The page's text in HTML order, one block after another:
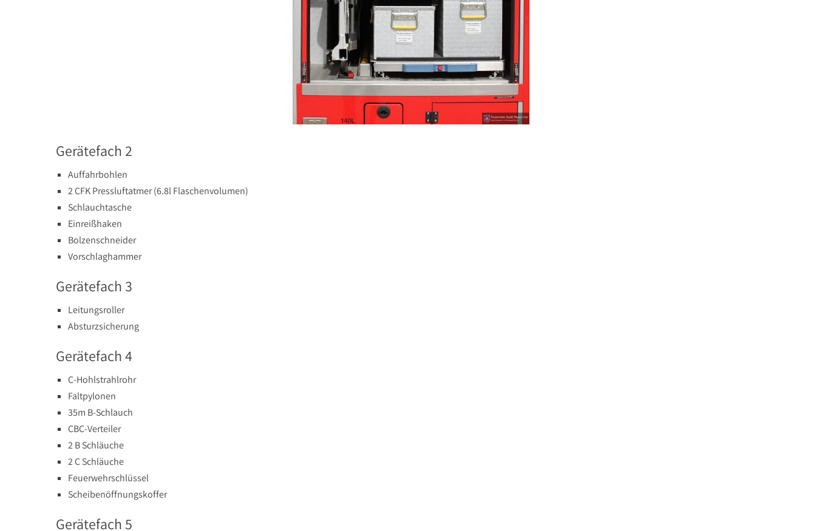
Gerätefach 2
Auffahrbohlen
2 CFK Pressluftatmer (6.8l Flaschenvolumen)
Schlauchtasche
Einreißhaken
Bolzenschneider
Vorschlaghammer
Gerätefach 3
Leitungsroller
Absturzsicherung
Gerätefach 4
C-Hohlstrahlrohr
Faltpylonen
35m B-Schlauch
CBC-Verteiler
2 B Schläuche
2 C Schläuche
Feuerwehrschlüssel
Scheibenöffnungskoffer
Gerätefach 5